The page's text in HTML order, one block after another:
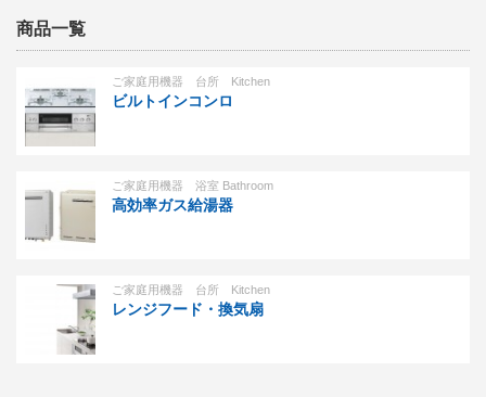
商品一覧
ご家庭用機器 台所 Kitchen
ビルトインコンロ
ご家庭用機器 浴室 Bathroom
高効率ガス給湯器
ご家庭用機器 台所 Kitchen
レンジフード・換気扇